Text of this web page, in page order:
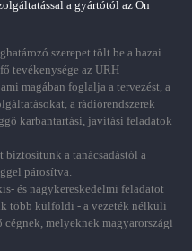
a gyártótól az Ön
szerepet tölt be a hazai
tevékenysége az URH
magában foglalja a tervezést, a
a rádiórendszerek
karbantartási, javítási feladatok
a tanácsadástól a
párosítva.
és nagykereskedelmi feladatot
több külföldi - a vezeték nélküli
melyeknek magyarországi